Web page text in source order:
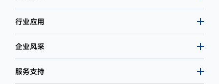
行业应用
企业风采
服务支持